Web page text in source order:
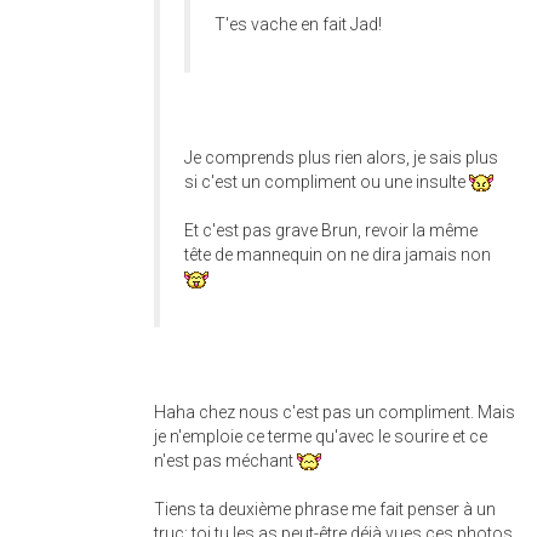
T'es vache en fait Jad!
Je comprends plus rien alors, je sais plus
si c'est un compliment ou une insulte
Et c'est pas grave Brun, revoir la même
tête de mannequin on ne dira jamais non
Haha chez nous c'est pas un compliment. Mais
je n'emploie ce terme qu'avec le sourire et ce
n'est pas méchant
Tiens ta deuxième phrase me fait penser à un